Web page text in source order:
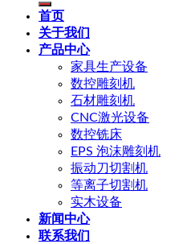
首页
关于我们
产品中心
家具生产设备
数控雕刻机
石材雕刻机
CNC激光设备
数控铣床
EPS 泡沫雕刻机
振动刀切割机
等离子切割机
实木设备
新闻中心
联系我们